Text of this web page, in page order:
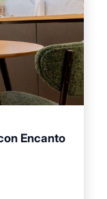
Encanto